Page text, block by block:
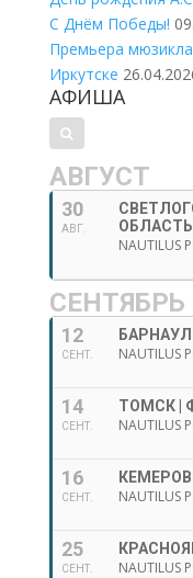
С Днём Победы!
Премьера
Иркутске
АФИША
АВГУСТ
30
АВГ.
NAUTILUS
СЕНТЯБРЬ
12
СЕНТ. NAUTILUS
14
СЕНТ.
ТОМСК |
NAUTILUS
16
СЕНТ. NAUTILUS
25
СЕНТ. NAUTILUS